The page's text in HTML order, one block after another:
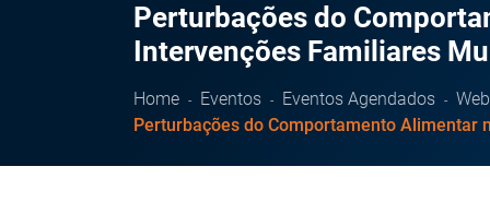
CRIAP
Perturbações do
Intervenções Familiares
Home Eventos Eventos Agendados
Perturbações do Comportamento Alimentar